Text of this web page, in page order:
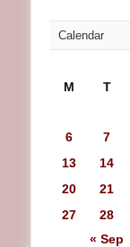
Calendar
M T
« Sep
6
7
13
14
20
21
27
28